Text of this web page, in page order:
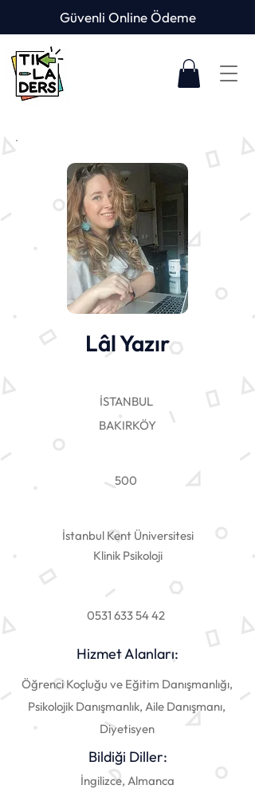
Güvenli Online Ödeme
Lâl Yazır
İSTANBUL
BAKIRKÖY
500
İstanbul Kent Üniversitesi
Klinik Psikoloji
0531 633 54 42
Hizmet Alanları:
Öğrenci Koçluğu ve Eğitim Danışmanlığı,
Psikolojik Danışmanlık, Aile Danışmanı,
Diyetisyen
Bildiği Diller:
İngilizce, Almanca